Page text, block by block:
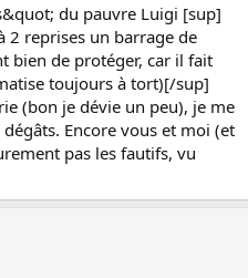
du pauvre Luigi [sup]
2 reprises un barrage de
bien de protéger, car il fait
toujours à tort)[/sup]
(bon je dévie un peu), je me
Encore vous et moi (et
pas les fautifs, vu